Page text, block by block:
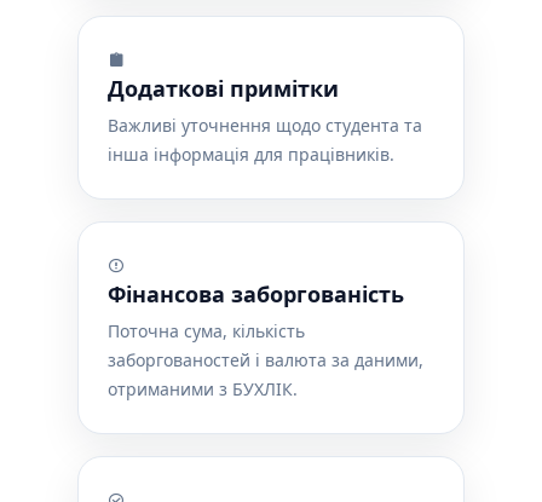
Додаткові примітки
Важливі уточнення щодо студента та
інша інформація для працівників.
Фінансова заборгованість
Поточна сума, кількість
заборгованостей і валюта за даними,
отриманими з БУХЛІК.